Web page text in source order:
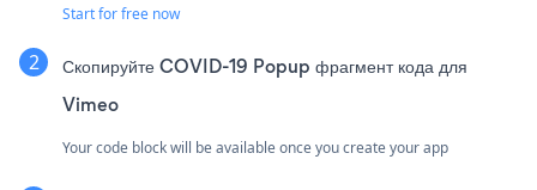
Start for free now
Скопируйте COVID-19 Popup фрагмент кода для
Vimeo
Your code block will be available once you create your app